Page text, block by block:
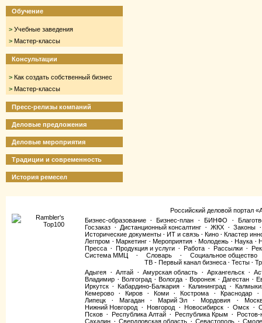
Обучение
> Учебные заведения
> Мастер-классы
Консультации
> Как создать собственный бизнес
> Мастер-классы
Пресс-релизы компаний
Деловые предложения
Деловые мероприятия
Традиции и современность
История ремесел
Российский деловой портал
Бизнес-образование
· Бизнес-план · БИНФО ·
Госзаказ
· Дистанционный консалтинг · ЖКХ · Законы ·
Исторические документы · ИТ и связь · Кино · Кластер
Легпром · Маркетинг · Мероприятия · Молодежь · Наука ·
Пресса · Продукция и услуги · Работа · Рассылки ·
Система ММЦ
· Словарь ·
Социальное общество
ТВ - Первый канал бизнеса · Тесты ·
Адыгея
· Алтай · Амурская область · Архангельск ·
Владимир · Волгоград · Вологда · Воронеж · Дагестан ·
Иркутск · Кабардино-Балкария · Калининград ·
Кемерово
· Киров · Коми · Кострома · Краснодар ·
Липецк · Магадан · Марий Эл · Мордовия ·
Нижний Новгород
· Новгород · Новосибирск · Омск ·
Псков · Республика Алтай · Республика Крым ·
Ростов-
Сахалин · Свердловская область · Севастополь ·